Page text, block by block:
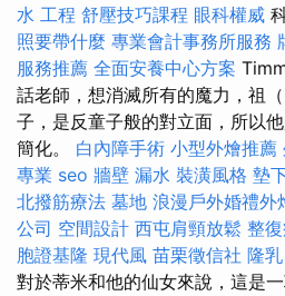
水 工程 舒壓技巧課程 眼科權威
照要帶什麼 專業會計事務所服務
服務推薦 全面安養中心方案
話老師，想消滅所有的魔力，祖
子，是反童子般的對立面，所以
簡化。 白內障手術 小型外燴推薦
專業 seo 牆壁 漏水 裝潢風格 墊
北撥筋療法 墓地 浪漫戶外婚禮外
公司 空間設計 西屯肩頸放鬆 整
胞證基隆 現代風 苗栗徵信社 隆乳
對於蒂米和他的仙女來說，這是